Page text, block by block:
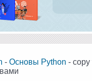
- Основы Python - copy